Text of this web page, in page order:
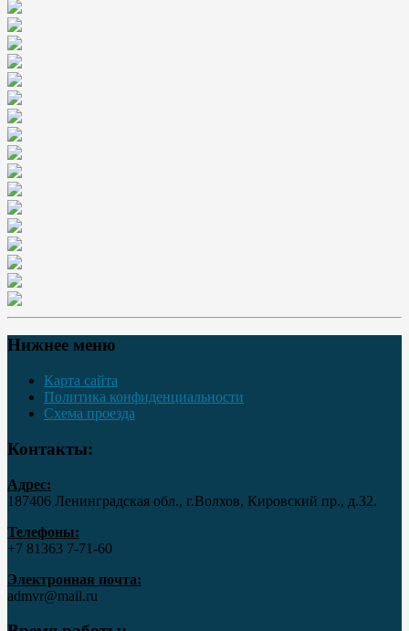
Нижнее меню
Карта сайта
Политика конфиденциальности
Схема проезда
Контакты:
Адрес:
187406 Ленинградская обл., г.Волхов, Кировский пр., д.32.
Телефоны:
+7 81363 7‑71-60
Электронная почта:
admvr@mail.ru